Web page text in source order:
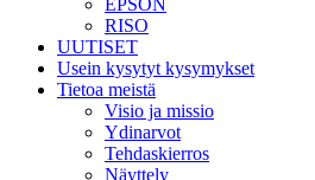
EPSON
RISO
UUTISET
Usein kysytyt kysymykset
Tietoa meistä
Visio ja missio
Ydinarvot
Tehdaskierros
Näyttely